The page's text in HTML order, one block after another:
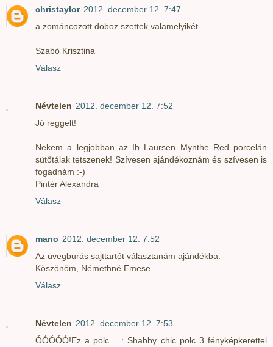
christaylor 2012. december 12. 7:47
a zománcozott doboz szettek valamelyikét.
Szabó Krisztina
Válasz
Névtelen 2012. december 12. 7:52
Jó reggelt!
Nekem a legjobban az Ib Laursen Mynthe Red porcelán
sütőtálak tetszenek! Szívesen ajándékoznám és szívesen is
fogadnám :-)
Pintér Alexandra
Válasz
mano 2012. december 12. 7:52
Az üvegburás sajttartót választanám ajándékba.
Köszönöm, Némethné Emese
Válasz
Névtelen 2012. december 12. 7:53
ÓÓÓÓÓ!Ez a polc.....: Shabby chic polc 3 fényképkerettel